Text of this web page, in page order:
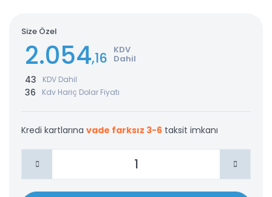
Size Özel
2.054,16 KDV
Dahil
43 KDV Dahil
36 Kdv Hariç Dolar Fiyatı
Kredi kartlarına vade farksız 3-6 taksit imkanı